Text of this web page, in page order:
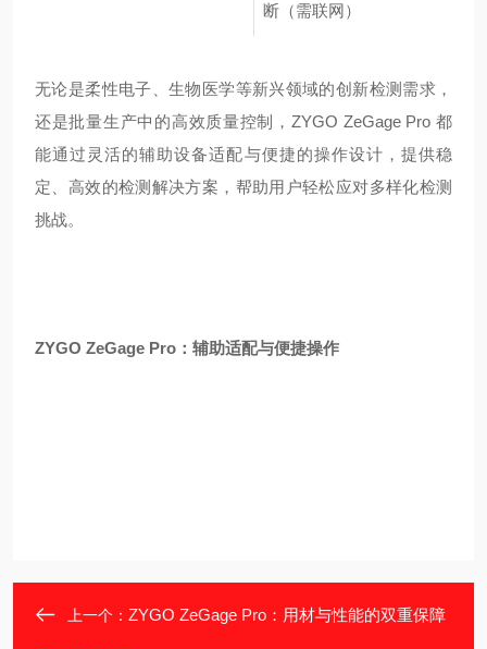
断（需联网）
无论是柔性电子、生物医学等新兴领域的创新检测需求，
还是批量生产中的高效质量控制，ZYGO ZeGage Pro 都
能通过灵活的辅助设备适配与便捷的操作设计，提供稳
定、高效的检测解决方案，帮助用户轻松应对多样化检测
挑战。
ZYGO ZeGage Pro：辅助适配与便捷操作
上一个： ZYGO ZeGage Pro：用材与性能的双重保障